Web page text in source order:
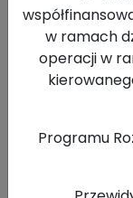
Rowery
Rowery górskie
Rowery
Rowery Retro
Rowery
Wózki dziecięce
w ramach
operacji w
Programu